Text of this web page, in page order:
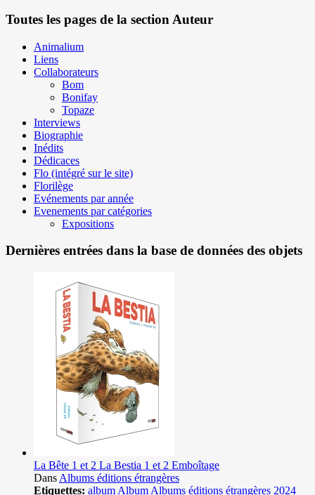
Toutes les pages de la section Auteur
Animalium
Liens
Collaborateurs
Bom
Bonifay
Topaze
Interviews
Biographie
Inédits
Dédicaces
Flo (intégré sur le site)
Florilège
Evénements par année
Evenements par catégories
Expositions
Dernières entrées dans la base de données des objets
La Bête 1 et 2 La Bestia 1 et 2 Emboîtage
Dans Albums éditions étrangères
Etiquettes: album Album Albums éditions étrangères 2024